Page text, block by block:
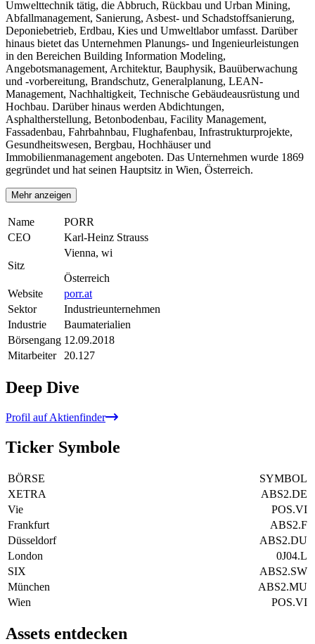
Umwelttechnik tätig, die Abbruch, Rückbau und Urban Mining,
Abfallmanagement, Sanierung, Asbest- und Schadstoffsanierung,
Deponiebetrieb, Erdbau, Kies und Umweltlabor umfasst. Darüber
hinaus bietet das Unternehmen Planungs- und Ingenieurleistungen
in den Bereichen Building Information Modeling,
Angebotsmanagement, Architektur, Bauphysik, Bauüberwachung
und -vorbereitung, Brandschutz, Generalplanung, LEAN-
Management, Nachhaltigkeit, Technische Gebäudeausrüstung und
Hochbau. Darüber hinaus werden Abdichtungen,
Asphaltherstellung, Betonbodenbau, Facility Management,
Fassadenbau, Fahrbahnbau, Flughafenbau, Infrastrukturprojekte,
Gesundheitswesen, Bergbau, Hochhäuser und
Immobilienmanagement angeboten. Das Unternehmen wurde 1869
gegründet und hat seinen Hauptsitz in Wien, Österreich.
Mehr anzeigen
Name
PORR
CEO
Karl-Heinz Strauss
Sitz
Vienna, wi
Österreich
Website
porr.at
Sektor
Industrieunternehmen
Industrie
Baumaterialien
Börsengang 12.09.2018
Mitarbeiter
20.127
Deep Dive
Profil auf Aktienfinder
Ticker Symbole
BÖRSE
SYMBOL
XETRA
ABS2.DE
Vie
POS.VI
Frankfurt
ABS2.F
Düsseldorf
ABS2.DU
London
0J04.L
SIX
ABS2.SW
München
ABS2.MU
Wien
POS.VI
Assets entdecken